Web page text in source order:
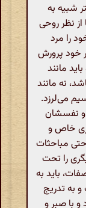
شبیه به
نظر روحی
را مرد
خود پرورش
مانند
نه مانند
می‌لرزد.
و نفسشان
خاص و
حتی مباحثات
را تحت
باید به
به تدریج
و با صبر و